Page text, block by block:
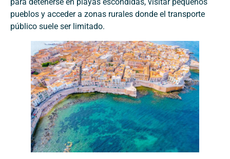
pueblos y acceder a zonas rurales donde el transporte
público suele ser limitado.